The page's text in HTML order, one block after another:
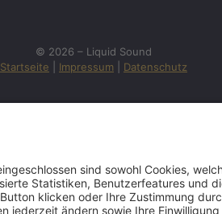
© 2026 – Liquid Sound
Startseite
Impressum Datenschutz